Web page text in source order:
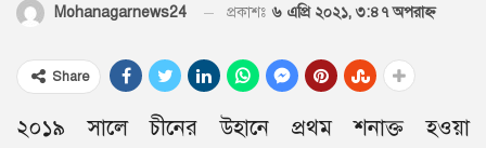
Mohanagarnews24 প্রকাশঃ ৬ এপ্রি ২০২১, ৩:৪৭ অপরাহ্ণ
Share
২০১৯ সালে চীনের উহানে প্রথম শনাক্ত হওয়া